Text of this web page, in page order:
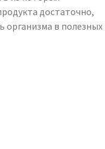
достаточно,
в полезных